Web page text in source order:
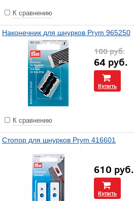
К сравнению
Наконечник для шнурков Prym 965250
100руб.
64 руб.
Купить
К сравнению
Стопор для шнурков Prym 416601
610 руб.
Купить